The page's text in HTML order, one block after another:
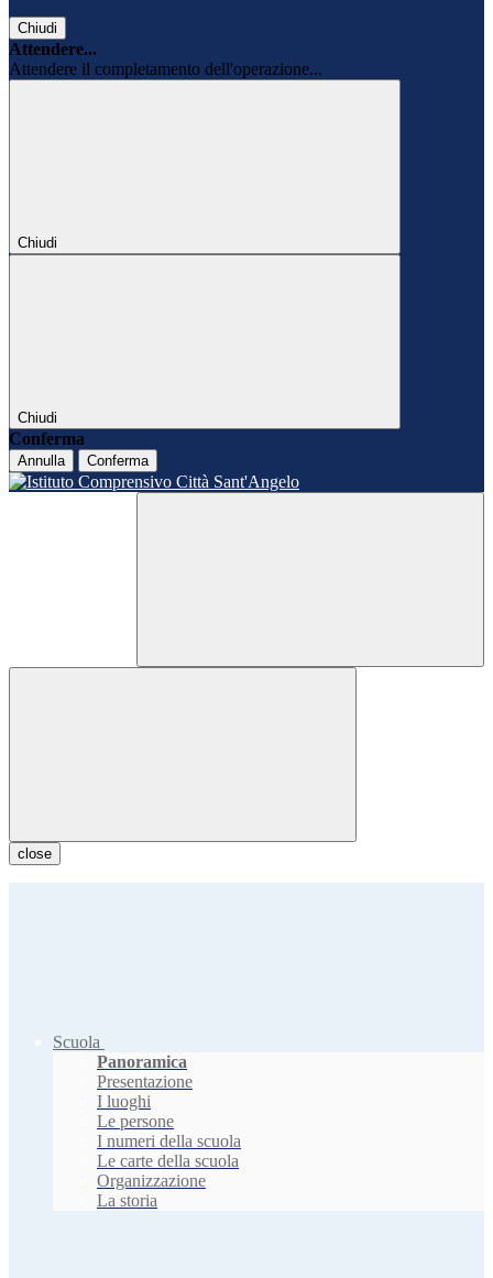
Chiudi
Attendere...
Attendere il completamento dell'operazione...
Chiudi
Chiudi
Conferma
Annulla Conferma
close
Scuola
Panoramica
Presentazione
I luoghi
Le persone
I numeri della scuola
Le carte della scuola
Organizzazione
La storia